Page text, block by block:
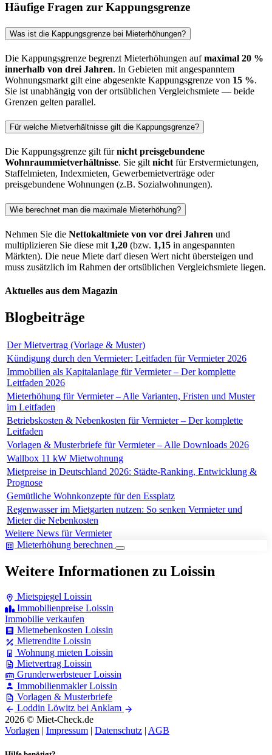
Häufige Fragen zur Kappungsgrenze
Was ist die Kappungsgrenze bei Mieterhöhungen?
Die Kappungsgrenze begrenzt Mieterhöhungen aufmaximal 20 %
innerhalb von drei Jahren. In Gebieten mit angespanntem
Wohnungsmarkt gilt eine abgesenkte Kappungsgrenze von 15 %.
Sie ist unabhängig von der ortsüblichen Vergleichsmiete — beide
Grenzen gelten parallel.
Für welche Mietverhältnisse gilt die Kappungsgrenze?
Die Kappungsgrenze gilt fürnicht preisgebundene
Wohnraummietverhältnisse. Sie gilt nicht für Erstvermietungen,
Staffelmieten, Indexmieten, Gewerbemietverträge oder
preisgebundene Wohnungen (z.B. Sozialwohnungen).
Wie berechnet man die maximale Mieterhöhung?
Nehmen Sie die Nettokaltmiete von vor drei Jahren und
multiplizieren Sie diese mit 1,20 (bzw. 1,15 in angespannten
Märkten). Die neue Miete darf diesen Wert nicht übersteigen und
muss zusätzlich im Rahmen der ortsüblichen Vergleichsmiete liegen.
Aktuelles aus dem Magazin
Blogbeiträge
Der Mietvertrag (Vorlage & Muster)
Kündigung durch den Vermieter: Leitfaden für Vermieter 2026
Immobilien als Kapitalanlage für Vermieter – Der komplette
Leitfaden 2026
Mieterhöhung für Vermieter – Alle Varianten, Fristen und Muster
im Leitfaden
Betriebskosten & Nebenkosten für Vermieter – Der komplette
Leitfaden
Vorlagen & Musterbriefe für Vermieter – Alle Downloads 2026
Wallbox 11 kW Mietwohnung
Mietpreise in Deutschland 2026: Städte-Ranking, Entwicklung &
Prognose
Gemütliche Wohnkonzepte für den Essplatz
Regenwasser im Mietgarten nutzen: So senken Vermieter und
Mieter die Nebenkosten
Weitere News für Vermieter
Mieterhöhung berechnen
Weitere Informationen zu Loissin
Mietspiegel Loissin
Immobilienpreise Loissin
Immobilie verkaufen
Mietnebenkosten Loissin
Mietrendite Loissin
Wohnung mieten Loissin
Mietvertrag Loissin
Grunderwerbsteuer Loissin
Immobilienmakler Loissin
Vorlagen & Musterbriefe
Loddin Löwitz bei Anklam
2026 © Miet-Check.de
Vorlagen | Impressum | Datenschutz | AGB